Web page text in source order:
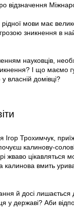
відзначення
мови має
зникнення в
науковців,
І що маємо
власній домівці?
Ігор Трохимчук,
калинову-
жваво
калинова вмить
й досі
у державі? Аби